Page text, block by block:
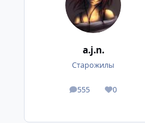
a.j.n.
Старожилы
555
посты 0
Репутация